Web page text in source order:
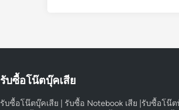
รับซื้อโน๊ตบุ๊คเสีย
รับซื้อโน๊ตบุ๊คเสีย | รับซื้อ Notebook เสีย |รับซื้อโน๊